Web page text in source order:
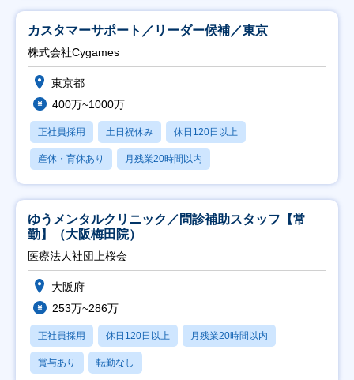
カスタマーサポート／リーダー候補／東京
株式会社Cygames
東京都
400万~1000万
正社員採用 土日祝休み 休日120日以上
産休・育休あり 月残業20時間以内
ゆうメンタルクリニック／問診補助スタッフ【常
勤】（大阪梅田院）
医療法人社団上桜会
大阪府
253万~286万
正社員採用 休日120日以上 月残業20時間以内
賞与あり 転勤なし